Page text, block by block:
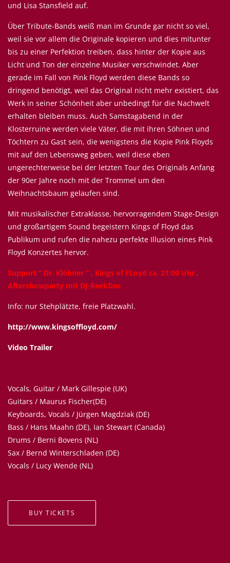
und Lisa Stansfield auf.
Über Tribute-Bands weiß man im Grunde gar nicht so viel,
weil sie vor allem die Originale kopieren und dies mitunter
bis zu einer Perfektion treiben, dass hinter der Kopie aus
Licht und Ton der einzelne Musiker verschwindet. Aber
gerade im Fall von Pink Floyd werden diese Bands so
dringend benötigt, weil das Original nicht mehr existiert, das
Werk in seiner Schönheit aber unbedingt für die Nachwelt
erhalten bleiben muss. Auch Samstagabend in der
Klosterruine werden viele Väter, die mit ihren Söhnen und
Töchtern zu Gast sein, die wenigstens die Kopie Pink Floyds
mit auf den Lebensweg geben, weil diese eben
ungerechterweise bei der letzten Tour des Originals Anfang
der 90er Jahre noch mit der Trommel um den
Weihnachtsbaum gelaufen sind.
Mit musikalischer Extraklasse, hervorragendem Stage-Design
und großartigem Sound begeistern Kings of Floyd das
Publikum und rufen die nahezu perfekte Illusion eines Pink
Floyd Konzertes hervor.
Support “ Dr. Klöbner “ , Kings of FLoyd ca. 21:00 Uhr ,
Aftershowparty mit DJ-RockDoc
Info: nur Stehplätzte, freie Platzwahl.
http://www.kingsoffloyd.com/
Video Trailer
Vocals, Guitar / Mark Gillespie (UK)
Guitars / Maurus Fischer(DE)
Keyboards, Vocals / Jürgen Magdziak (DE)
Bass / Hans Maahn (DE), Ian Stewart (Canada)
Drums / Berni Bovens (NL)
Sax / Bernd Winterschladen (DE)
Vocals / Lucy Wende (NL)
BUY TICKETS